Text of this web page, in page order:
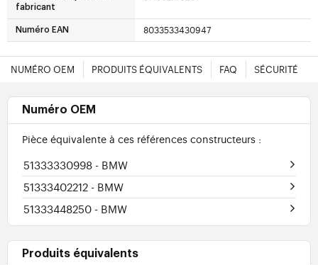
fabricant
Numéro EAN 8033533430947
NUMÉRO OEM PRODUITS ÉQUIVALENTS FAQ SÉCURITÉ
Numéro OEM
Pièce équivalente à ces références constructeurs :
51333330998 - BMW
51333402212 - BMW
51333448250 - BMW
Produits équivalents